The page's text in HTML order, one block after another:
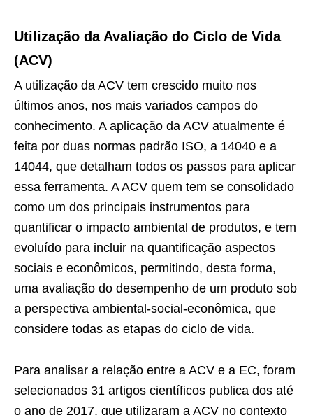
Utilização da Avaliação do Ciclo de Vida
(ACV)
A utilização da ACV tem crescido muito nos
últimos anos, nos mais variados campos do
conhecimento. A aplicação da ACV atualmente é
feita por duas normas padrão ISO, a 14040 e a
14044, que detalham todos os passos para aplicar
essa ferramenta. A ACV quem tem se consolidado
como um dos principais instrumentos para
quantificar o impacto ambiental de produtos, e tem
evoluído para incluir na quantificação aspectos
sociais e econômicos, permitindo, desta forma,
uma avaliação do desempenho de um produto sob
a perspectiva ambiental-social-econômica, que
considere todas as etapas do ciclo de vida.
Para analisar a relação entre a ACV e a EC, foram
selecionados 31 artigos científicos publica dos até
o ano de 2017, que utilizaram a ACV no contexto